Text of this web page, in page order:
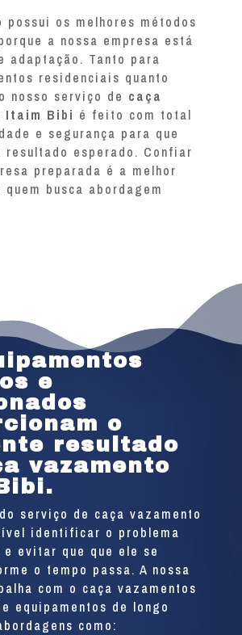
possui os melhores métodos
a nossa empresa está
adaptação. Tanto para
residenciais quanto
nosso serviço de caça
Itaim Bibi é feito com total
e segurança para que
resultado esperado. Confiar
preparada é a melhor
busca abordagem
e
o
resultado
vazamento
serviço de caça vazamento
identificar o problema
e evitar que que ele se
o tempo passa. A nossa
com o caça vazamentos
equipamentos de longo
como: